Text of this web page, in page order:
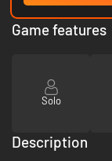
Game features
Solo
Description